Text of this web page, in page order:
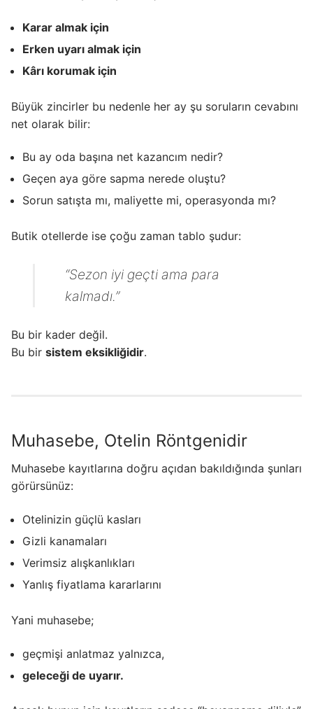
Karar almak için
Erken uyarı almak için
Kârı korumak için
Büyük zincirler bu nedenle her ay şu soruların cevabını
net olarak bilir:
Bu ay oda başına net kazancım nedir?
Geçen aya göre sapma nerede oluştu?
Sorun satışta mı, maliyette mi, operasyonda mı?
Butik otellerde ise çoğu zaman tablo şudur:
“Sezon iyi geçti ama para
kalmadı.”
Bu bir kader değil.
Bu bir sistem eksikliğidir.
Muhasebe, Otelin Röntgenidir
Muhasebe kayıtlarına doğru açıdan bakıldığında şunları
görürsünüz:
Otelinizin güçlü kasları
Gizli kanamaları
Verimsiz alışkanlıkları
Yanlış fiyatlama kararlarını
Yani muhasebe;
geçmişi anlatmaz yalnızca,
geleceği de uyarır.